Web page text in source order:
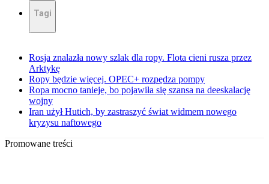
Tagi
Rosja znalazła nowy szlak dla ropy. Flota cieni rusza przez
Arktykę
Ropy będzie więcej. OPEC+ rozpędza pompy
Ropa mocno tanieje, bo pojawiła się szansa na deeskalację
wojny
Iran użył Hutich, by zastraszyć świat widmem nowego
kryzysu naftowego
Promowane treści